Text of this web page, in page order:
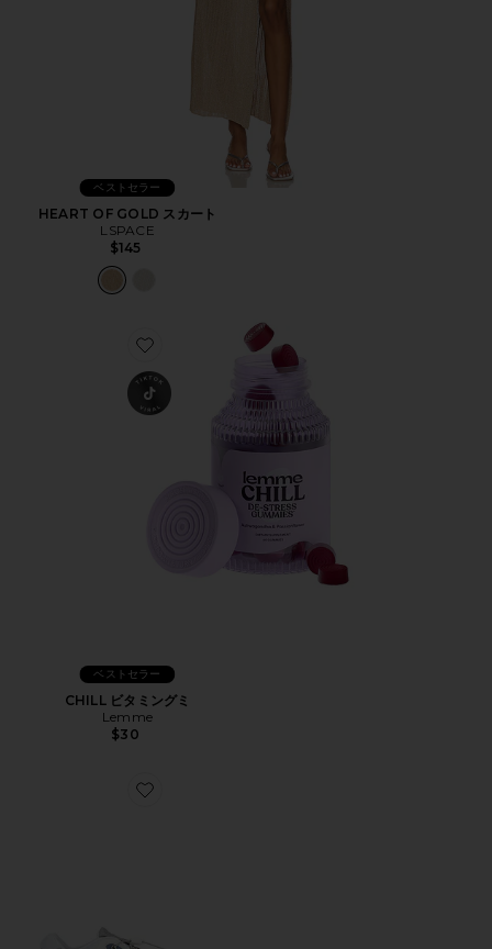
ベストセラー
HEART OF GOLD スカート
LSPACE
$145
Favorite CHILL ビタミングミ
ベストセラー
CHILL ビタミングミ
Lemme
$30
Favorite XT-WHISPER スニーカー